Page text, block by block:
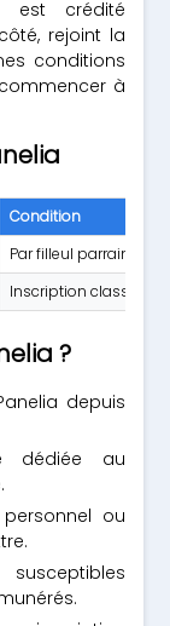
est crédité
rejoint la
conditions
à
Condition
Par filleul parrainé via
Inscription classique
?
depuis
dédiée au
ou